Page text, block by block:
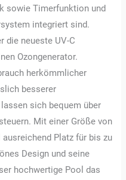
sowie Timerfunktion und
integriert sind.
die neueste UV-C
Ozongenerator.
herkömmlicher
besserer
sich bequem über
Mit einer Größe von
Platz für bis zu
Design und seine
hochwertige Pool das